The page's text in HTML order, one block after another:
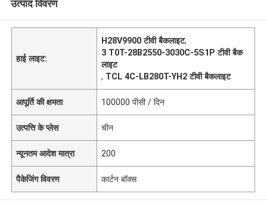
उत्पाद विवरण
हाई लाइट:
H28V9900 टीवी बैकलाइट,
3 T0T-28B2550-3030C-5S1P टीवी बैक
लाइट
, TCL 4C-LB280T-YH2 टीवी बैकलाइट
आपूर्ति की क्षमता 100000 पीसी / दिन
उत्पत्ति के प्लेस चीन
न्यूनतम आदेश मात्रा 200
पैकेजिंग विवरण कार्टन बॉक्स